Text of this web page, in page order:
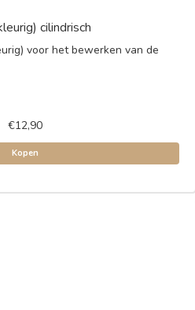
cilindrisch
voor het bewerken van de
€12,90
Kopen